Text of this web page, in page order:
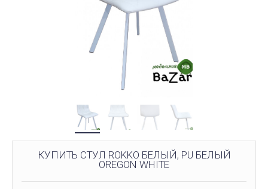
КУПИТЬ СТУЛ ROKKO БЕЛЫЙ, PU БЕЛЫЙ
OREGON WHITE